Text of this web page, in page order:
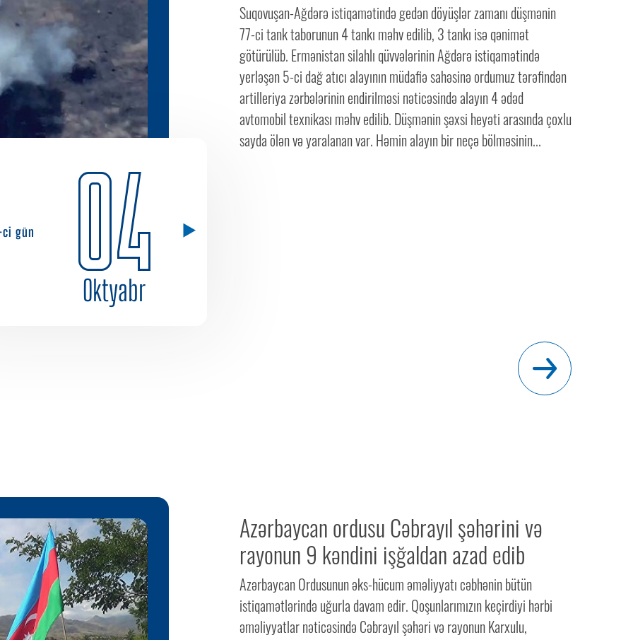
gün 04
Oktyabr
Suqovuşan-Ağdərə istiqamətində gedən döyüşlər zamanı düşmənin
77-ci tank taborunun 4 tankı məhv edilib, 3 tankı isə qənimət
götürülüb. Ermənistan silahlı qüvvələrinin Ağdərə istiqamətində
yerləşən 5-ci dağ atıcı alayının müdafiə sahəsinə ordumuz tərəfindən
artilleriya zərbələrinin endirilməsi nəticəsində alayın 4 ədəd
avtomobil texnikası məhv edilib. Düşmənin şəxsi heyəti arasında çoxlu
sayda ölən və yaralanan var. Həmin alayın bir neçə bölməsinin...
Azərbaycan ordusu Cəbrayıl şəhərini və
rayonun 9 kəndini işğaldan azad edib
Azərbaycan Ordusunun əks-hücum əməliyyatı cəbhənin bütün
istiqamətlərində uğurla davam edir. Qoşunlarımızın keçirdiyi hərbi
əməliyyatlar nəticəsində Cəbrayıl şəhəri və rayonun Karxulu,